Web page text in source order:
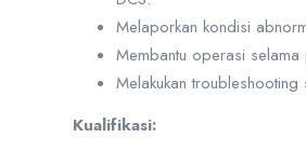
Melaporkan kondisi
Membantu operasi
Melakukan
Kualifikasi: